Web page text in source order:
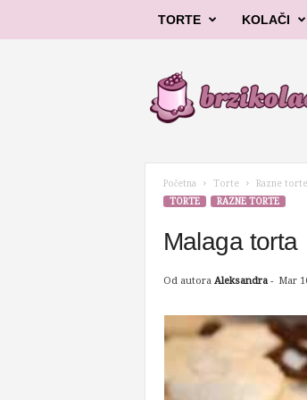
TORTE KOLAČI
l
Početna Torte Razne torte
TORTE
RAZNE TORTE
Malaga torta
Od autora Aleksandra- Mar